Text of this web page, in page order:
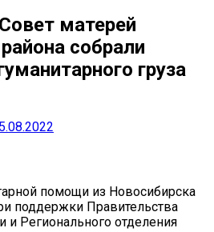
матерей
собрали
груза
помощи из Новосибирска
поддержки Правительства
и Регионального отделения